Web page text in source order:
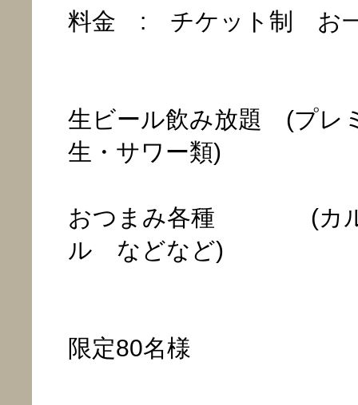
料金 : チケット制 お
生ビール飲み放題 (プレ
生・サワー類)
おつまみ各種 (カルビ
ル などなど)
限定80名様